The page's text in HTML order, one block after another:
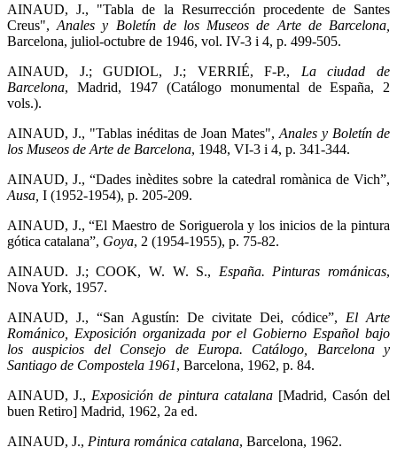
AINAUD, J., "Tabla de la Resurrección procedente de Santes
Creus",Anales y Boletín de los Museos de Arte de Barcelona,
Barcelona, juliol-octubre de 1946, vol. IV-3 i 4, p. 499-505.
AINAUD, J.; GUDIOL, J.; VERRIÉ, F-P., La ciudad de
Barcelona, Madrid, 1947 (Catálogo monumental de España, 2
vols.).
AINAUD, J., "Tablas inéditas de Joan Mates", Anales y Boletín de
los Museos de Arte de Barcelona, 1948, VI-3 i 4, p. 341-344.
AINAUD, J., “Dades inèdites sobre la catedral romànica de Vich”,
Ausa, I (1952-1954), p. 205-209.
AINAUD, J., “El Maestro de Soriguerola y los inicios de la pintura
gótica catalana”, Goya, 2 (1954-1955), p. 75-82.
AINAUD. J.; COOK, W. W. S., España. Pinturas románicas,
Nova York, 1957.
AINAUD, J., “San Agustín: De civitate Dei, códice”, El Arte
Románico, Exposición organizada por el Gobierno Español bajo
los auspicios del Consejo de Europa. Catálogo, Barcelona y
Santiago de Compostela 1961, Barcelona, 1962, p. 84.
AINAUD, J., Exposición de pintura catalana[Madrid, Casón del
buen Retiro] Madrid, 1962, 2a ed.
AINAUD, J., Pintura románica catalana, Barcelona, 1962.